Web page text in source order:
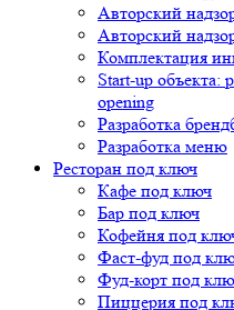
Авторский
Авторский
Комплектация
Start-up объекта:
opening
Разработка
Разработка меню
Ресторан под ключ
Кафе под ключ
Бар под ключ
Кофейня под
Фаст-фуд под
Фуд-корт под
Пиццерия под